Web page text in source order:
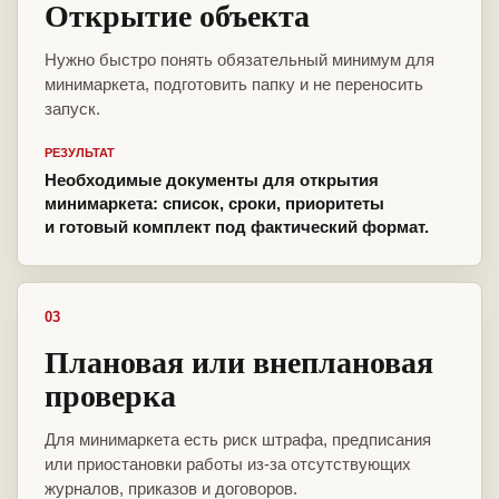
Открытие объекта
Нужно быстро понять обязательный минимум для
минимаркета, подготовить папку и не переносить
запуск.
РЕЗУЛЬТАТ
Необходимые документы для открытия
минимаркета: список, сроки, приоритеты
и готовый комплект под фактический формат.
03
Плановая или внеплановая
проверка
Для минимаркета есть риск штрафа, предписания
или приостановки работы из-за отсутствующих
журналов, приказов и договоров.